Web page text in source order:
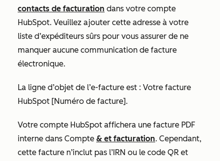
contacts de facturation dans votre compte
HubSpot. Veuillez ajouter cette adresse à votre
liste d’expéditeurs sûrs pour vous assurer de ne
manquer aucune communication de facture
électronique.
La ligne d’objet de l’e-facture est : Votre facture
HubSpot [Numéro de facture].
Votre compte HubSpot affichera une facture PDF
interne dans Compte & et facturation. Cependant,
cette facture n’inclut pas l’IRN ou le code QR et